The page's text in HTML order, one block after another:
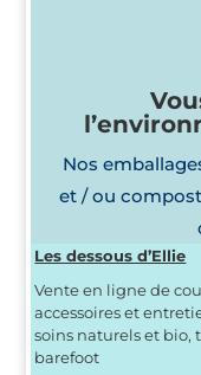
Nos
et / ou
Les dessous d’Ellie
Vente en ligne de
accessoires et
soins naturels et bio,
barefoot